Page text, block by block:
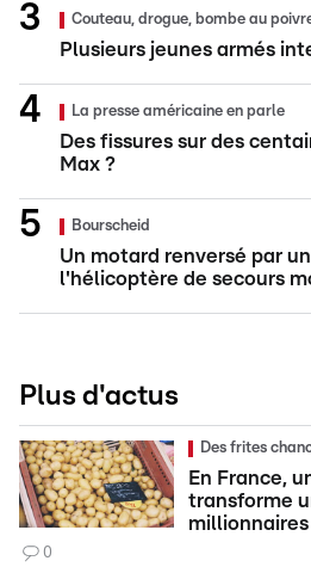
Couteau, drogue, bombe au
Plusieurs jeunes armés
La presse américaine en parle
Des fissures sur des
Max ?
Bourscheid
Un motard renversé par
l'hélicoptère de secours
Plus d'actus
Des frites
En France,
transforme
millionnaires
0